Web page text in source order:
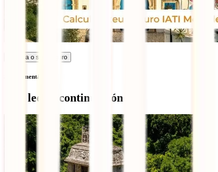
Calcula o seu seguro
Sem comentários
Qué leer a continuación